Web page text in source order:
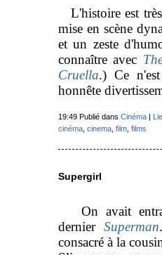
L'histoire est
mise en scène
et un zeste
connaître avec
Cruella.) Ce
honnête
19:49 Publié dans Cinéma|
cinéma, cinema, film, films
Supergirl
On avait
dernier Superman
consacré à la